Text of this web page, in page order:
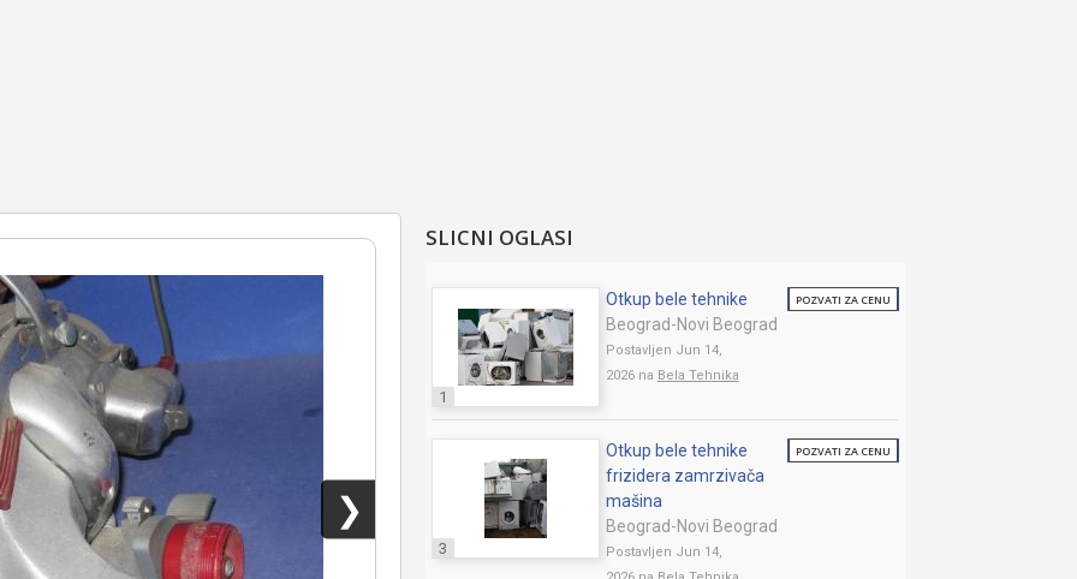
❯
SLICNI OGLASI
1
Otkup bele tehnike
Beograd-Novi Beograd
Postavljen Jun 14,
2026 na Bela Tehnika
POZVATI ZA CENU
3
Otkup bele tehnike
frizidera zamrzivača
mašina
Beograd-Novi Beograd
Postavljen Jun 14,
POZVATI ZA CENU